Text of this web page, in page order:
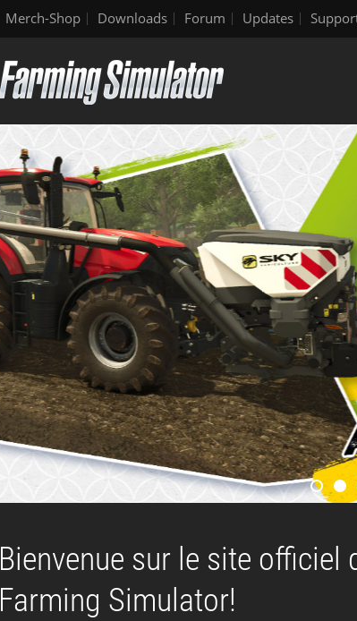
Merch-Shop Downloads Forum Updates
Bienvenue sur le site officiel
Farming Simulator!